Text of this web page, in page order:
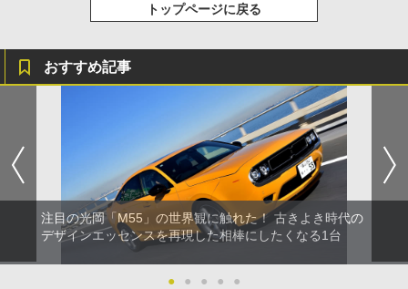
トップページに戻る
おすすめ記事
注目の光岡「M55」の世界観に触れた！ 古きよき時代の
デザインエッセンスを再現した相棒にしたくなる1台
● ● ● ● ●